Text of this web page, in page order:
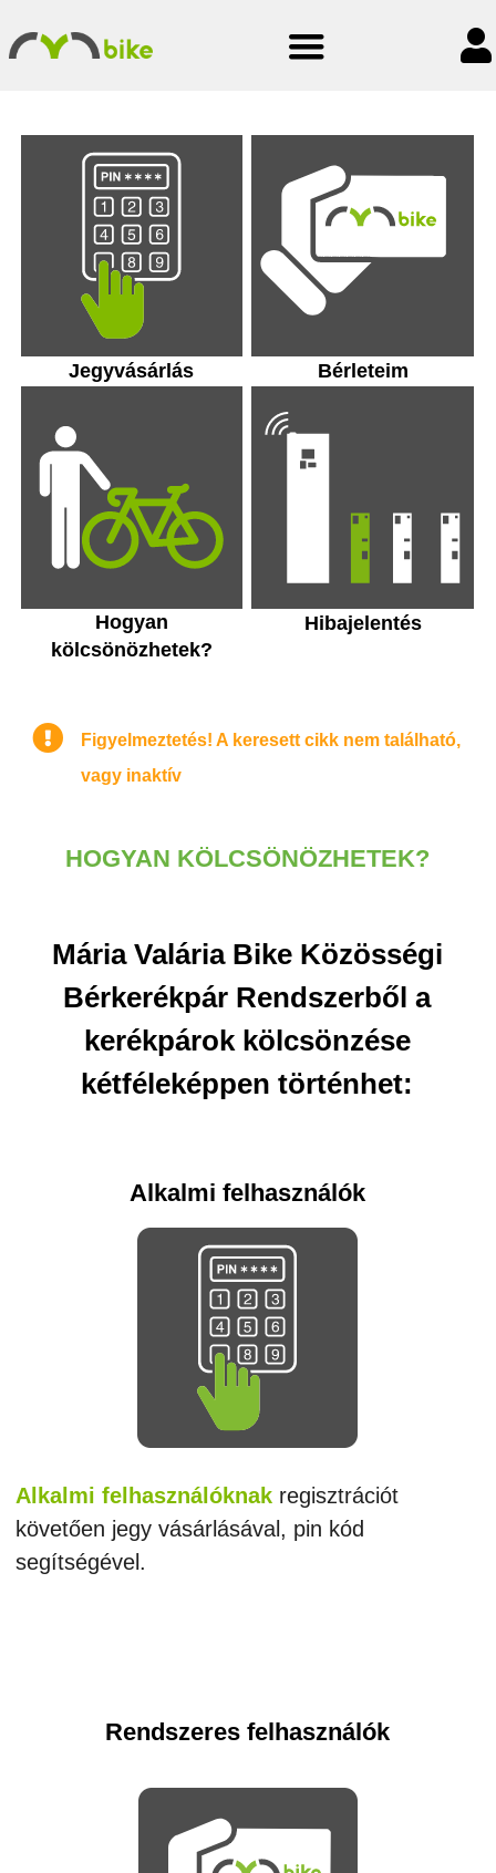
Jegyvásárlás Bérleteim
Hogyan
kölcsönözhetek?
Hibajelentés
Figyelmeztetés! A keresett cikk nem található,
vagy inaktív
HOGYAN KÖLCSÖNÖZHETEK?
Mária Valária Bike Közösségi
Bérkerékpár Rendszerből a
kerékpárok kölcsönzése
kétféleképpen történhet:
Alkalmi felhasználók
Alkalmi felhasználóknak regisztrációt
követően jegy vásárlásával, pin kód
segítségével.
Rendszeres felhasználók